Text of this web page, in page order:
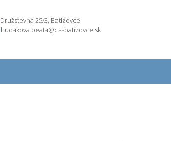
Družstevná 25/3, Batizovce
hudakova.beata@cssbatizovce.sk